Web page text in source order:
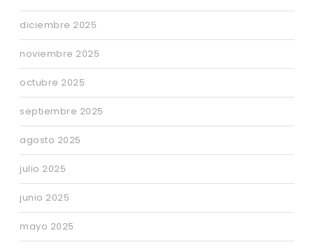
diciembre 2025
noviembre 2025
octubre 2025
septiembre 2025
agosto 2025
julio 2025
junio 2025
mayo 2025